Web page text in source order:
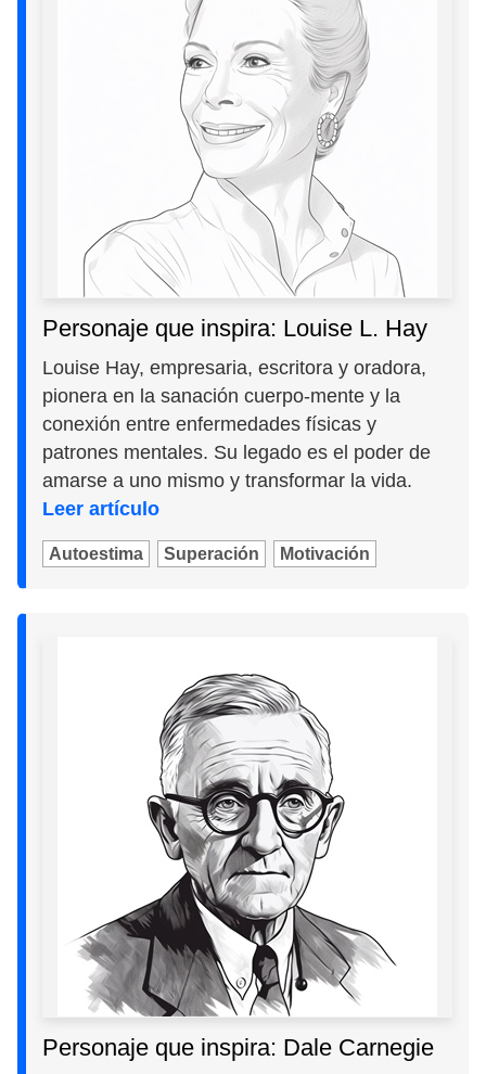
Personaje que inspira: Louise L. Hay
Louise Hay, empresaria, escritora y oradora,
pionera en la sanación cuerpo-mente y la
conexión entre enfermedades físicas y
patrones mentales. Su legado es el poder de
amarse a uno mismo y transformar la vida.
Leer artículo
Autoestima Superación Motivación
Personaje que inspira: Dale Carnegie